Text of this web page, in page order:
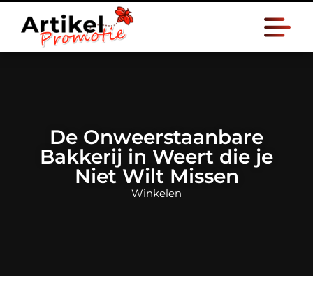
De Onweerstaanbare
Bakkerij in Weert die je
Niet Wilt Missen
Winkelen